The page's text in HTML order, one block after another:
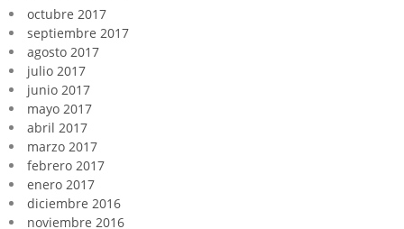
octubre 2017
septiembre 2017
agosto 2017
julio 2017
junio 2017
mayo 2017
abril 2017
marzo 2017
febrero 2017
enero 2017
diciembre 2016
noviembre 2016